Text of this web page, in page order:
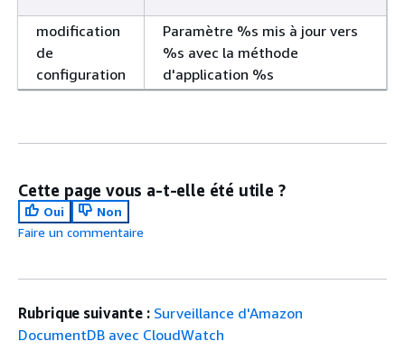
modification
de
configuration
Paramètre %s mis à jour vers
%s avec la méthode
d'application %s
Cette page vous a-t-elle été utile ?
Oui
Non
Faire un commentaire
Rubrique suivante : Surveillance d'Amazon
DocumentDB avec CloudWatch